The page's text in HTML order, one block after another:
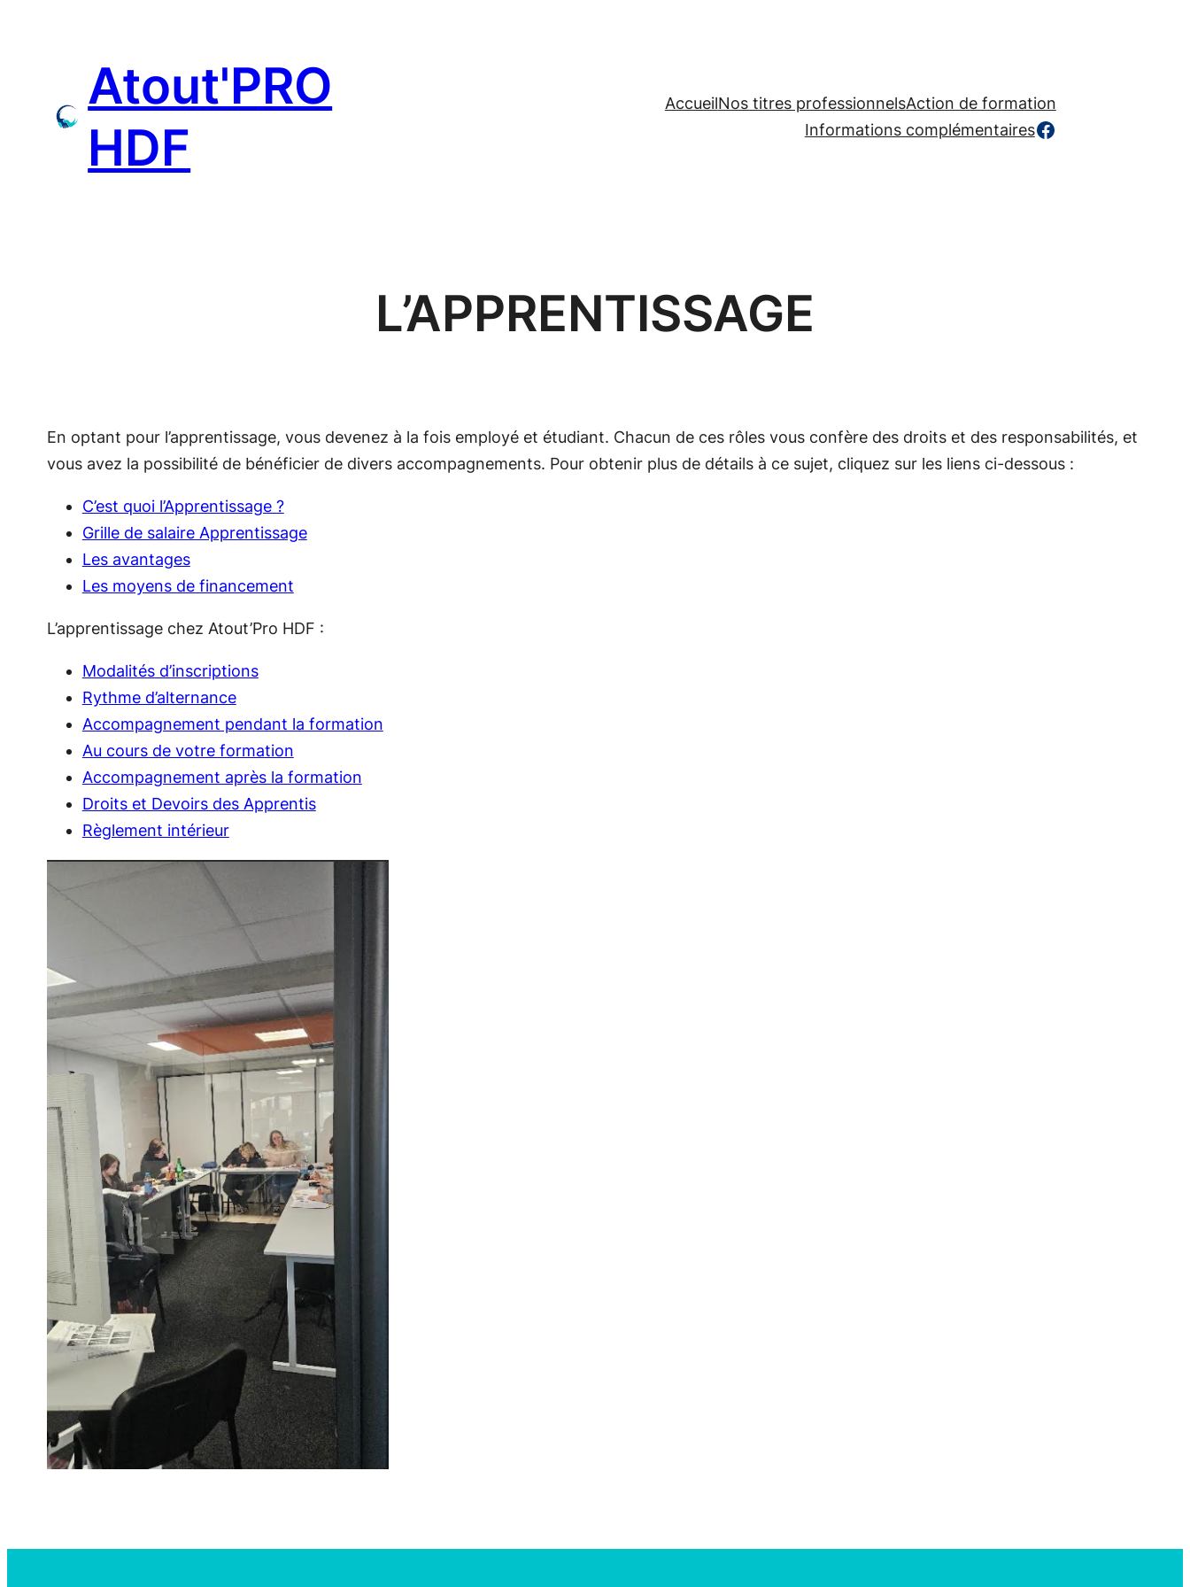
Atout'PRO
HDF
AccueilNos titres professionnelsAction de formation
Informations complémentaireshttps://www.facebook.com/
L’APPRENTISSAGE
En optant pour l’apprentissage, vous devenez à la fois employé et étudiant. Chacun de ces rôles vous confère des droits et des responsabilités, et
vous avez la possibilité de bénéficier de divers accompagnements. Pour obtenir plus de détails à ce sujet, cliquez sur les liens ci-dessous :
C’est quoi l’Apprentissage ?
Grille de salaire Apprentissage
Les avantages
Les moyens de financement
L’apprentissage chez Atout’Pro HDF :
Modalités d’inscriptions
Rythme d’alternance
Accompagnement pendant la formation
Au cours de votre formation
Accompagnement après la formation
Droits et Devoirs des Apprentis
Règlement intérieur